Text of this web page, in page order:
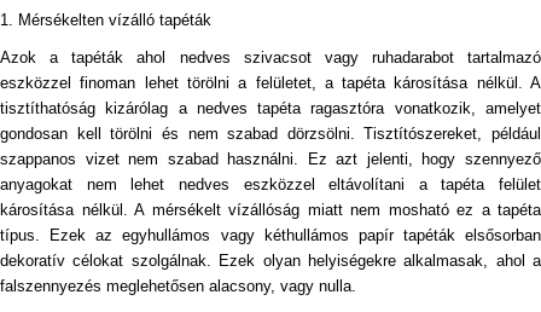
1. Mérsékelten vízálló tapéták
Azok a tapéták ahol nedves szivacsot vagy ruhadarabot tartalmazó
eszközzel finoman lehet törölni a felületet, a tapéta károsítása nélkül. A
tisztíthatóság kizárólag a nedves tapéta ragasztóra vonatkozik, amelyet
gondosan kell törölni és nem szabad dörzsölni. Tisztítószereket, például
szappanos vizet nem szabad használni. Ez azt jelenti, hogy szennyező
anyagokat nem lehet nedves eszközzel eltávolítani a tapéta felület
károsítása nélkül. A mérsékelt vízállóság miatt nem mosható ez a tapéta
típus. Ezek az egyhullámos vagy kéthullámos papír tapéták elsősorban
dekoratív célokat szolgálnak. Ezek olyan helyiségekre alkalmasak, ahol a
falszennyezés meglehetősen alacsony, vagy nulla.